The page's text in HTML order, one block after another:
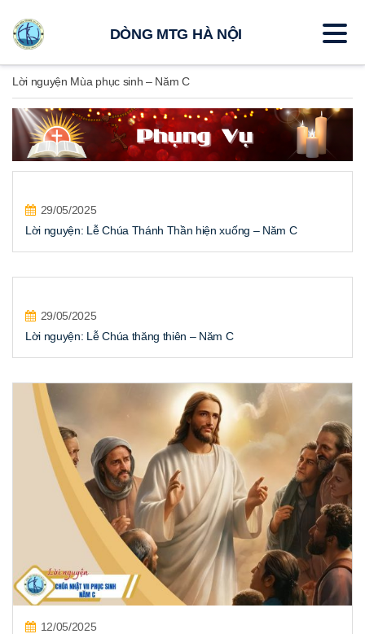
Lời nguyện Mùa phục sinh – Năm C
29/05/2025
Lời nguyện: Lễ Chúa Thánh Thần hiện xuống – Năm C
29/05/2025
Lời nguyện: Lễ Chúa thăng thiên – Năm C
12/05/2025
DÒNG MTG HÀ NỘI